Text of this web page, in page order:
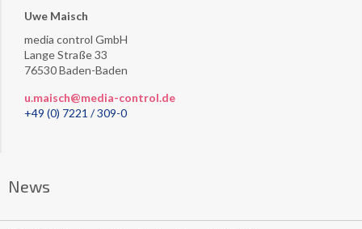
Uwe Maisch
media control GmbH
Lange Straße 33
76530 Baden-Baden
u.maisch@media-control.de
+49 (0) 7221 / 309-0
News